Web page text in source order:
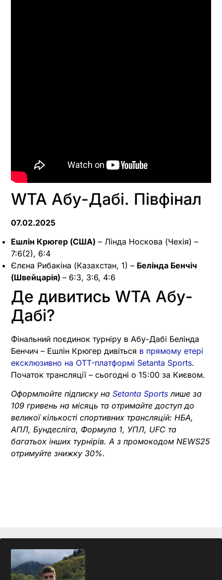
WTA Абу-Дабі. Півфінал
07.02.2025
Ешлін Крюгер (США) – Лінда Носкова (Чехія) –
7:6(2), 6:4
Єлєна Рибакіна (Казахстан, 1) – Белінда Бенчіч
(Швейцарія) – 6:3, 3:6, 4:6
Де дивитись WTA Абу-
Дабі?
Фінальний поєдинок турніру в Абу-Дабі Белінда
Бенчич – Ешлін Крюгер дивіться в прямому етері
ексклюзивно на OTT-платформі Setanta Sports.
Початок трансляції – сьогодні о 15:00 за Києвом.
Оформлюйте підписку на Setanta Sports лише за
109 гривень на місяць та отримайте доступ до
великої кількості спортивних трансляцій: НБА,
АПЛ, Бундесліга, Формула 1, УПЛ, UFC та
багатьох інших турнірів. А з промокодом NEWS25
отримуйте знижку 30%.